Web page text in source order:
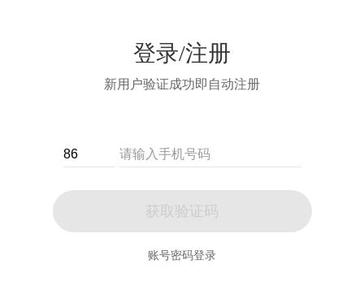
登录/注册
新用户验证成功即自动注册
获取验证码
账号密码登录